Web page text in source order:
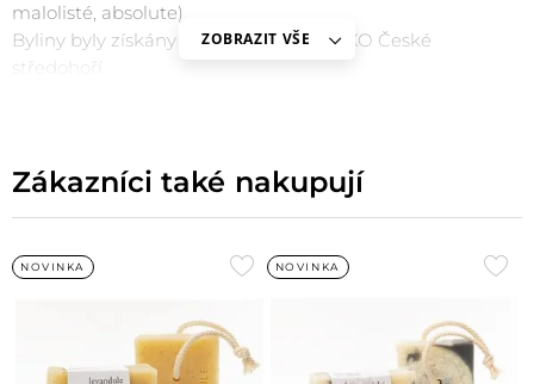
malolisté, absolute).
Byliny byly získány samosběrem v CHKO České
středohoří.
ZOBRAZIT VŠE
Zákazníci také nakupují
NOVINKA
PřidatNOVINKA